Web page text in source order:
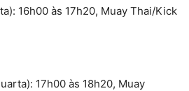
16h00 às 17h20, Muay Thai/Kick
17h00 às 18h20, Muay